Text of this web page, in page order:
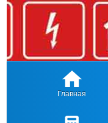
Главная